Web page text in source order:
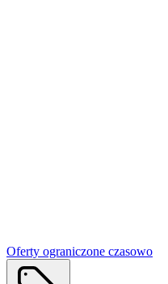
Oferty ograniczone czasowo